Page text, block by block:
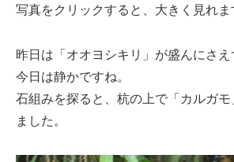
写真をクリックすると、大きく見れま
昨日は「オオヨシキリ」が盛んにさえ
今日は静かですね。
石組みを探ると、杭の上で「カルガ
ました。